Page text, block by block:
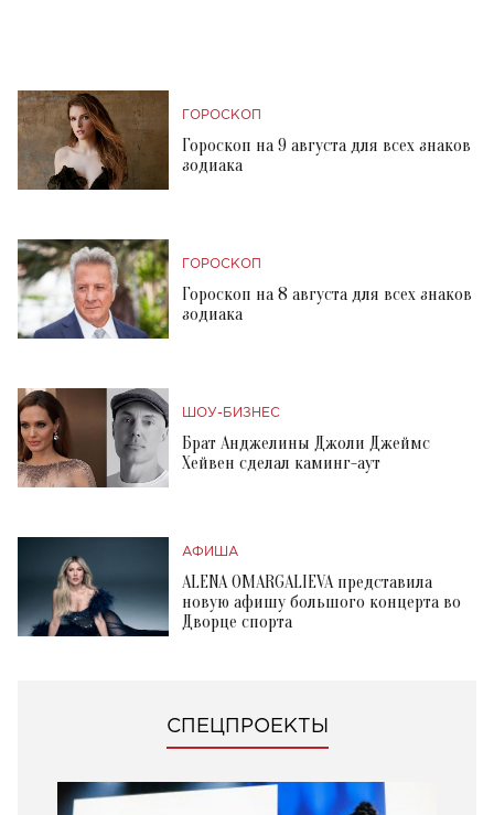
ГОРОСКОП
Гороскоп на 9 августа для всех знаков
зодиака
ГОРОСКОП
Гороскоп на 8 августа для всех знаков
зодиака
ШОУ-БИЗНЕС
Брат Анджелины Джоли Джеймс
Хейвен сделал каминг-аут
АФИША
ALENA OMARGALIEVA представила
новую афишу большого концерта во
Дворце спорта
СПЕЦПРОЕКТЫ